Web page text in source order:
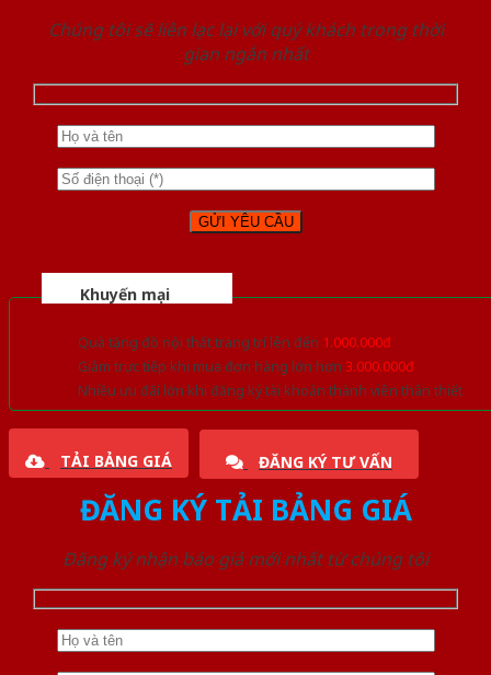
Chúng tôi sẽ liên lạc lại với quý khách trong thời
gian ngắn nhất
Khuyến mại
Quà tặng đồ nội thất trang trí lên đến 1.000.000đ
Giảm trực tiếp khi mua đơn hàng lớn hơn 3.000.000đ
Nhiều ưu đãi lớn khi đăng ký tài khoản thành viên thân thiết
TẢI BẢNG GIÁ ĐĂNG KÝ TƯ VẤN
ĐĂNG KÝ TẢI BẢNG GIÁ
Đăng ký nhận báo giá mới nhất từ chúng tôi